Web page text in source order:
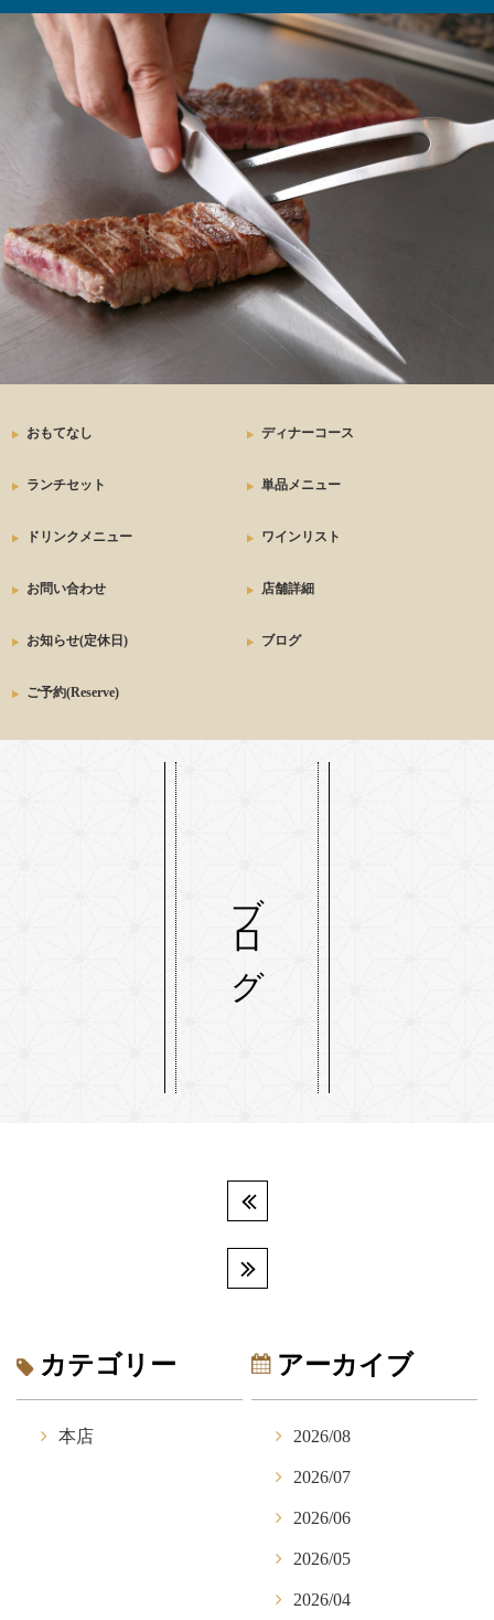
最高級の
神戸牛
ステーキ
おもてなし ディナーコース
ランチセット 単品メニュー
ドリンクメニュー ワインリスト
お問い合わせ 店舗詳細
お知らせ(定休日) ブログ
ご予約(Reserve)
ブログ
カテゴリー
本店
アーカイブ
2026/08
2026/07
2026/06
2026/05
2026/04